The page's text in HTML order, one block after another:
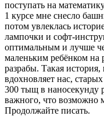
поступать на
1 курсе мне снесло
потом увлеклась
лампочки и софт-
оптимальным и лучше
маленьким ребёнком на
разрабы. Такая
вдохновляет нас,
300 тыщ в наносекунду
важного, что возможно
Продолжайте писать.